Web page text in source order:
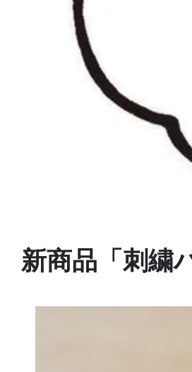
新商品「刺繍